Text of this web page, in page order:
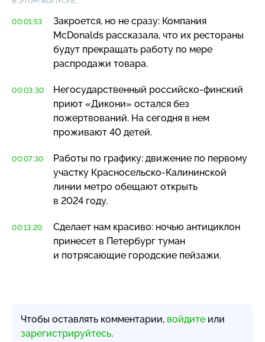
00:01:53
Закроется, но не сразу: Компания
McDonalds рассказала, что их рестораны
будут прекращать работу по мере
распродажи товара.
00:03:30 Негосударственный российско-финский
приют «Дикони» остался без
пожертвований. На сегодня в нем
проживают 40 детей.
00:07:30
Работы по графику: движение по первому
участку Красносельско-Калининской
линии метро обещают открыть
в 2024 году.
00:13:20
Сделает нам красиво: ночью антициклон
принесет в Петербург туман
и потрясающие городские пейзажи.
Чтобы оставлять комментарии, войдите или
зарегистрируйтесь.